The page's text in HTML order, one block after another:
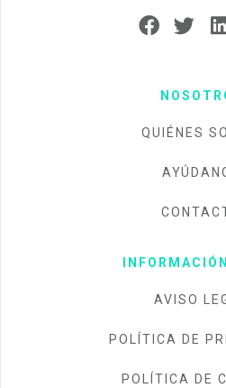
QUIÉNES
AVISO
POLÍTICA DE
POLÍTICA DE